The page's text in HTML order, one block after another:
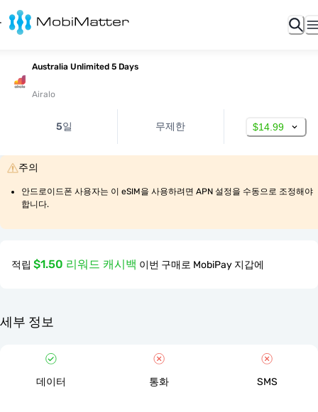
Australia Unlimited 5 Days
Airalo
5일 무제한 $14.99
주의
안드로이드폰 사용자는 이 eSIM을 사용하려면 APN 설정을 수동으로 조정해야
합니다.
적립 $1.50 리워드 캐시백 이번 구매로 MobiPay 지갑에
세부 정보
데이터 통화 SMS